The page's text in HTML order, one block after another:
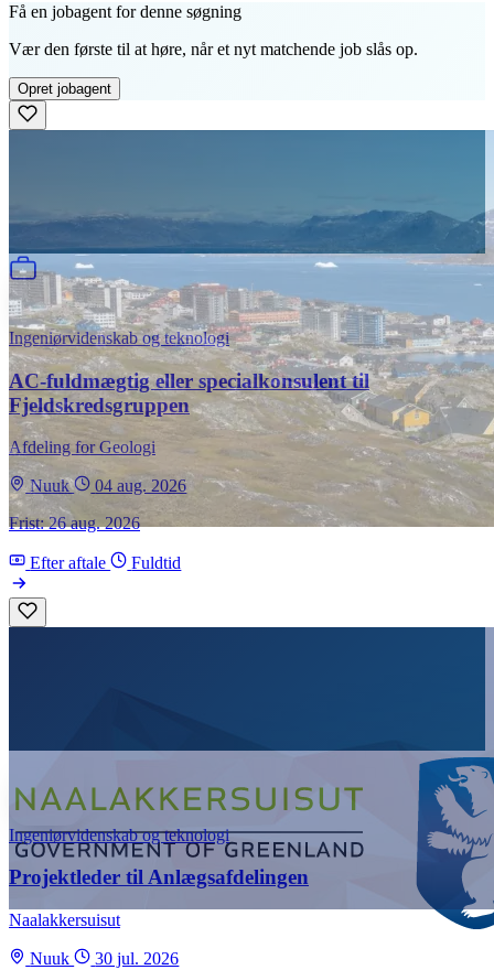
Få en jobagent for denne søgning
Vær den første til at høre, når et nyt matchende job slås op.
Opret jobagent
Ingeniørvidenskab og teknologi
AC-fuldmægtig eller specialkonsulent til
Fjeldskredsgruppen
Afdeling for Geologi
Nuuk
04 aug. 2026
Frist: 26 aug. 2026
Efter aftale Fuldtid
Ingeniørvidenskab og teknologi
Projektleder til Anlægsafdelingen
Naalakkersuisut
Nuuk
30 jul. 2026